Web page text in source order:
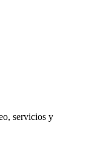
servicios y